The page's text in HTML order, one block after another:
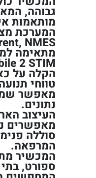
גבוהה,
מותאמות
מתאימה
הקלה על
טווחי
נתונים.
העיצוב
מאפשרים
סוללה
המרפאה.
המכשיר
ספורט,